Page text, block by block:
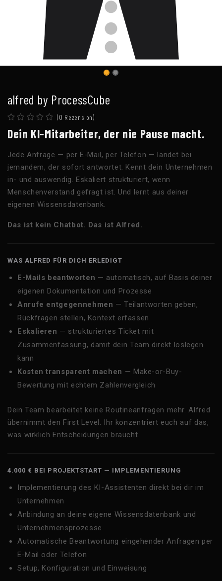
alfred by ProcessCube
(0 Rezension)
Dein KI-Mitarbeiter, der nie Pause macht.
Jede Anfrage — per E-Mail, per Telefon — landet bei
jemandem, der sofort antwortet. Kennt dein Unternehmen
in- und auswendig. Eskaliert strukturiert, wenn
Menschenverstand gefragt ist. Und lernt aus deiner
eigenen Wissensdatenbank.
Das ist kein Chatbot. Das ist Alfred.
WAS ALFRED FÜR DICH ERLEDIGT
E-Mails beantworten — automatisch, auf Basis deiner
eigenen Dokumentation und Prozesse
Anrufe entgegennehmen — Teilantworten geben,
Rückfragen stellen, Kontext erfassen
Eskalieren — strukturiertes Ticket mit
Zusammenfassung, damit dein Team direkt loslegen
kann
Kosten transparent machen — Make-or-Buy-
Bewertung mit echtem Zahlenvergleich
Dein Team bearbeitet keine Routineanfragen mehr. Alfred
übernimmt den First Level. Ihr konzentriert euch auf das,
was wirklich Entscheidungen braucht.
4.000 € BEI PROJEKTSTART — IMPLEMENTIERUNG
Implementierung des KI-Assistenten direkt bei dir im
Unternehmen
Anbindung an deine eigene Wissensdatenbank und
Unternehmensprozesse
Automatische Beantwortung eingehender Anfragen per
E-Mail oder Telefon
Setup, Konfiguration und Einweisung